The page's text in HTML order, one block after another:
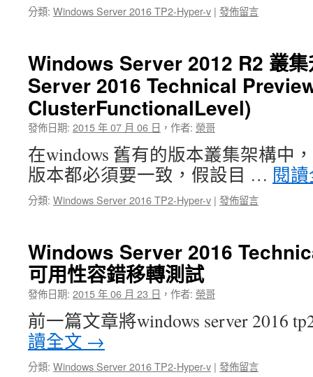
分類: Windows Server 2016 TP2-Hyper-v | 發佈留言
Windows Server 2012 R2 叢
Server 2016 Technical
ClusterFunctionalLevel)
發佈日期: 2015 年 07 月 06 日 ， 作者: 榮哥
在windows 舊有的版本叢集架構中
版本都必須要一致，假設目 … 閱
分類: Windows Server 2016 TP2-Hyper-v | 發佈留言
Windows Server 2016
可用性容錯移轉測試
發佈日期: 2015 年 06 月 23 日 ， 作者: 榮哥
前一篇文章將windows server 2016
讀全文 →
分類: Windows Server 2016 TP2-Hyper-v | 發佈留言